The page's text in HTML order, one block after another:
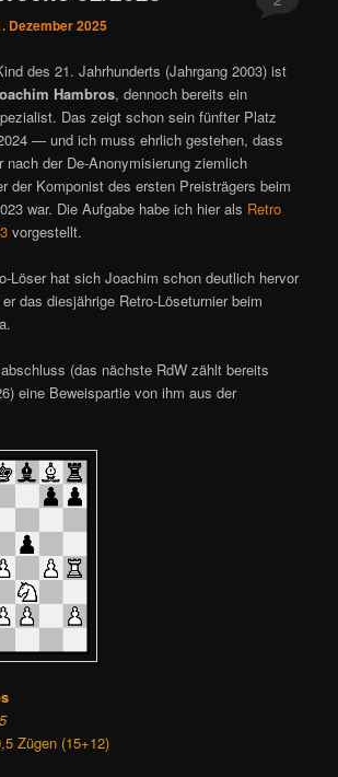
Dezember 2025
des 21. Jahrhunderts (Jahrgang 2003) ist
Hambros, dennoch bereits ein
Das zeigt schon sein fünfter Platz
— und ich muss ehrlich gestehen, dass
nach der De-Anonymisierung ziemlich
der Komponist des ersten Preisträgers beim
war. Die Aufgabe habe ich hier als Retro
vorgestellt.
Löser hat sich Joachim schon deutlich hervor
das diesjährige Retro-Löseturnier beim
(das nächste RdW zählt bereits
eine Beweispartie von ihm aus der
Zügen (15+12)